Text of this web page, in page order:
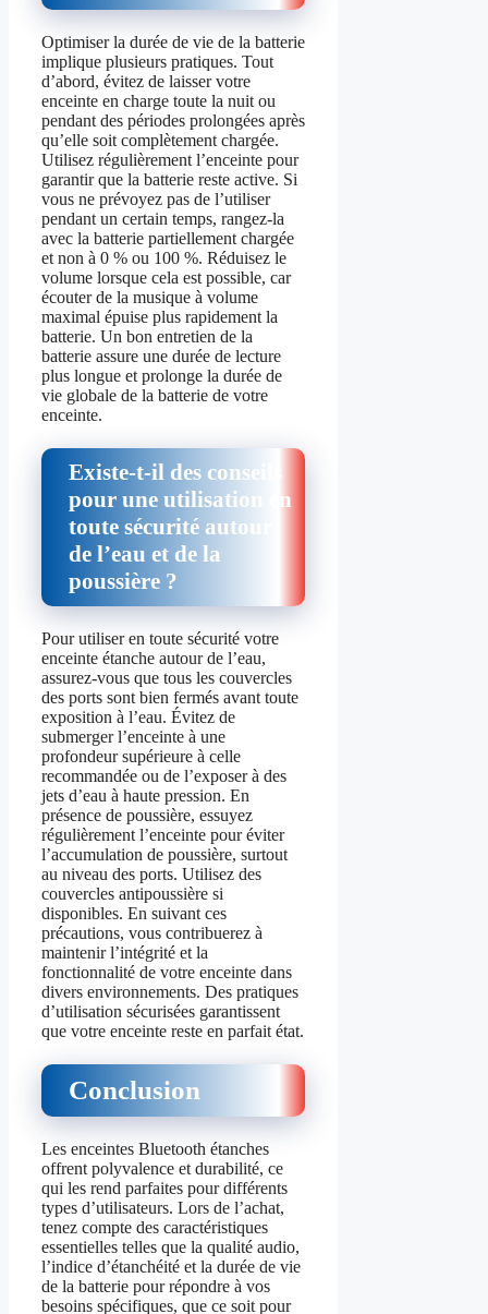
Optimiser la durée de vie de la batterie
implique plusieurs pratiques. Tout
d’abord, évitez de laisser votre
enceinte en charge toute la nuit ou
pendant des périodes prolongées après
qu’elle soit complètement chargée.
Utilisez régulièrement l’enceinte pour
garantir que la batterie reste active. Si
vous ne prévoyez pas de l’utiliser
pendant un certain temps, rangez-la
avec la batterie partiellement chargée
et non à 0 % ou 100 %. Réduisez le
volume lorsque cela est possible, car
écouter de la musique à volume
maximal épuise plus rapidement la
batterie. Un bon entretien de la
batterie assure une durée de lecture
plus longue et prolonge la durée de
vie globale de la batterie de votre
enceinte.
Existe-t-il des conseils
pour une utilisation en
toute sécurité autour
de l’eau et de la
poussière ?
Pour utiliser en toute sécurité votre
enceinte étanche autour de l’eau,
assurez-vous que tous les couvercles
des ports sont bien fermés avant toute
exposition à l’eau. Évitez de
submerger l’enceinte à une
profondeur supérieure à celle
recommandée ou de l’exposer à des
jets d’eau à haute pression. En
présence de poussière, essuyez
régulièrement l’enceinte pour éviter
l’accumulation de poussière, surtout
au niveau des ports. Utilisez des
couvercles antipoussière si
disponibles. En suivant ces
précautions, vous contribuerez à
maintenir l’intégrité et la
fonctionnalité de votre enceinte dans
divers environnements. Des pratiques
d’utilisation sécurisées garantissent
que votre enceinte reste en parfait état.
Conclusion
Les enceintes Bluetooth étanches
offrent polyvalence et durabilité, ce
qui les rend parfaites pour différents
types d’utilisateurs. Lors de l’achat,
tenez compte des caractéristiques
essentielles telles que la qualité audio,
l’indice d’étanchéité et la durée de vie
de la batterie pour répondre à vos
besoins spécifiques, que ce soit pour